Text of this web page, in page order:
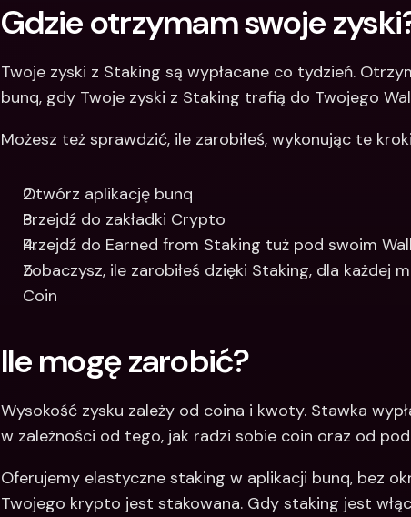
Gdzie otrzymam swoje
Twoje zyski z Staking są wypłacane co tydzień.
bunq, gdy Twoje zyski z Staking trafią do Twojego
Możesz też sprawdzić, ile zarobiłeś, wykonując te
Otwórz aplikację bunq
Przejdź do zakładki Crypto
Przejdź do Earned from Staking tuż pod swoim
Zobaczysz, ile zarobiłeś dzięki Staking, dla każdej
Coin
Ile mogę zarobić?
Wysokość zysku zależy od coina i kwoty. Stawka
w zależności od tego, jak radzi sobie coin oraz od
Oferujemy elastyczne staking w aplikacji bunq, bez
Twojego krypto jest stakowana. Gdy staking jest